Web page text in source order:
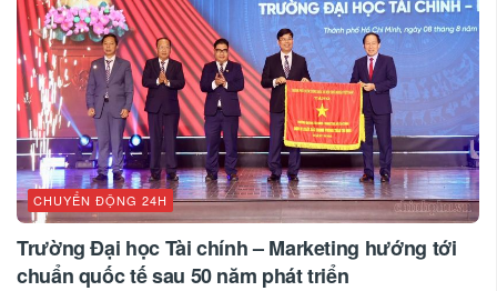
CHUYỂN ĐỘNG 24H
Trường Đại học Tài chính – Marketing hướng tới
chuẩn quốc tế sau 50 năm phát triển